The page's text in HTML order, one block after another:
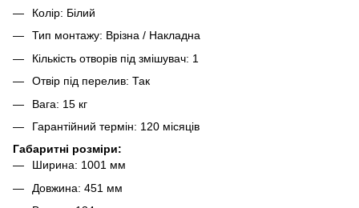
Колір: Білий
Тип монтажу: Врізна / Накладна
Кількість отворів під змішувач: 1
Отвір під перелив: Так
Вага: 15 кг
Гарантійний термін: 120 місяців
Габаритні розміри:
Ширина: 1001 мм
Довжина: 451 мм